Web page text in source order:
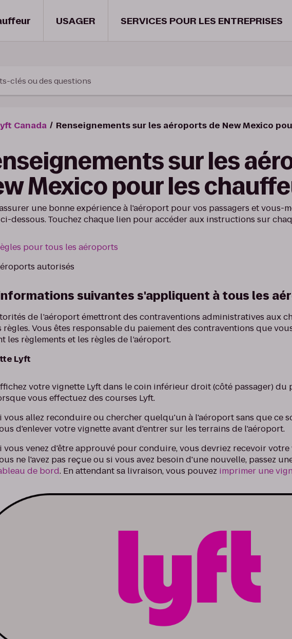
USAGER SERVICES POUR LES ENTREPRISES
clés ou des questions
Canada Renseignements sur les aéroports de New Mexico
sur les
Mexico pour les
une bonne expérience à l'aéroport pour vos passagers et vous-
dessous. Touchez chaque lien pour accéder aux instructions sur
pour tous les aéroports
autorisés
suivantes s'appliquent à tous les
de l’aéroport émettront des contraventions administratives aux
règles. Vous êtes responsable du paiement des contraventions que
les règlements et les règles de l’aéroport.
Lyft
votre vignette Lyft dans le coin inférieur droit (côté passager) du
vous effectuez des courses Lyft.
vous allez reconduire ou chercher quelqu'un à l'aéroport sans que ce
d'enlever votre vignette avant d'entrer sur les terrains de l'aéroport.
vous venez d'être approuvé pour conduire, vous devriez recevoir votre
ne l'avez pas reçue ou si vous avez besoin d'une nouvelle, passez
de bord. En attendant sa livraison, vous pouvez imprimer une